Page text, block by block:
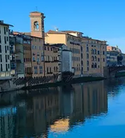
永豐期貨入金